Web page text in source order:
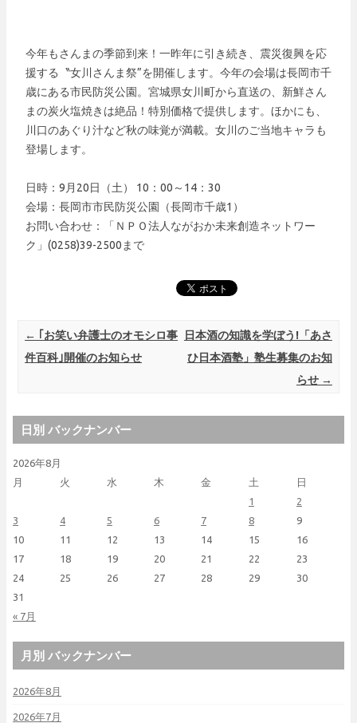
今年もさんまの季節到来！一昨年に引き続き、震災復興を応
援する〝女川さんま祭”を開催します。今年の会場は長岡市千
歳にある市民防災公園。宮城県女川町から直送の、新鮮さん
まの炭火塩焼きは絶品！特別価格で提供します。ほかにも、
川口のあぐり汁など秋の味覚が満載。女川のご当地キャラも
登場します。
日時：9月20日（土） 10：00～14：30
会場：長岡市市民防災公園（長岡市千歳1）
お問い合わせ：「ＮＰＯ法人ながおか未来創造ネットワー
ク」(0258)39-2500まで
Post navigation
←
｢お笑い弁護士のオモシロ事
件百科｣開催のお知らせ
日本酒の知識を学ぼう!「あさ
ひ日本酒塾」塾生募集のお知
らせ →
日別 バックナンバー
2026年8月
月
火 水 木 金 土 日
« 7月
1
2
3
4 5 6 7 8
9
10
11 12 13 14 15
16
17
18 19 20 21 22
23
24
25 26 27 28 29
30
31
月別 バックナンバー
2026年8月
2026年7月